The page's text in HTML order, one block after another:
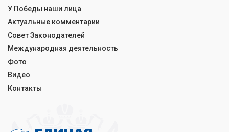
У Победы наши лица
Актуальные комментарии
Совет Законодателей
Международная деятельность
Фото
Видео
Контакты